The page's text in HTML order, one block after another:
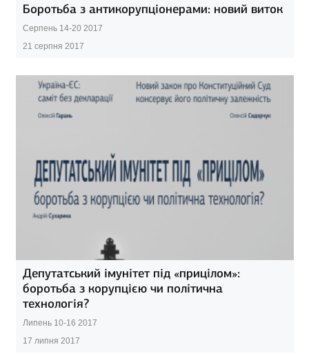
Боротьба з антикорупціонерами: новий виток
Серпень 14-20 2017
21 серпня 2017
Депутатський імунітет під «прицілом»:
боротьба з корупцією чи політична
технологія?
Липень 10-16 2017
17 липня 2017